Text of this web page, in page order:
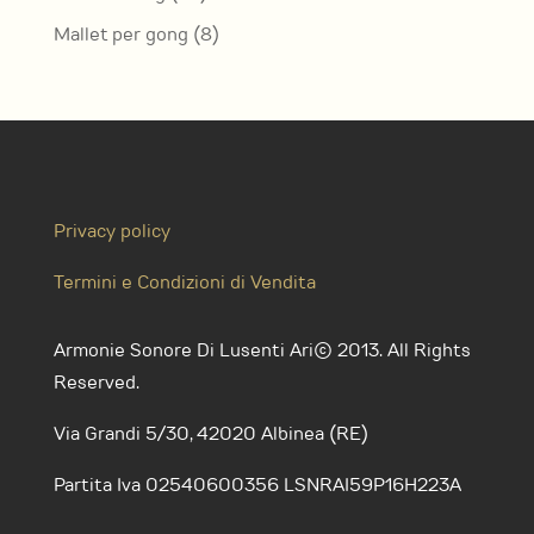
prodotti
Mallet per gong 88
Privacy policy
Termini e Condizioni di Vendita
Armonie Sonore Di Lusenti Ari© 2013. All Rights
Reserved.
Via Grandi 5/30, 42020 Albinea (RE)
Partita Iva 02540600356 LSNRAI59P16H223A